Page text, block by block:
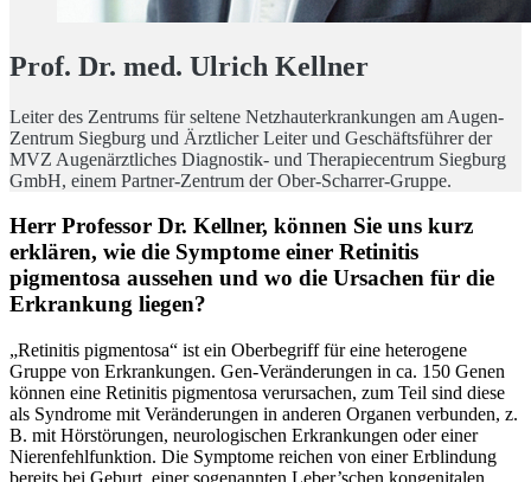
Prof. Dr. med. Ulrich Kellner
Leiter des Zentrums für seltene Netzhauterkrankungen am Augen-
Zentrum Siegburg und Ärztlicher Leiter und Geschäftsführer der
MVZ Augenärztliches Diagnostik- und Therapiecentrum Siegburg
GmbH, einem Partner-Zentrum der Ober-Scharrer-Gruppe.
Herr Professor Dr. Kellner, können Sie uns kurz
erklären, wie die Symptome einer Retinitis
pigmentosa aussehen und wo die Ursachen für die
Erkrankung liegen?
„Retinitis pigmentosa“ ist ein Oberbegriff für eine heterogene
Gruppe von Erkrankungen. Gen-Veränderungen in ca. 150 Genen
können eine Retinitis pigmentosa verursachen, zum Teil sind diese
als Syndrome mit Veränderungen in anderen Organen verbunden, z.
B. mit Hörstörungen, neurologischen Erkrankungen oder einer
Nierenfehlfunktion. Die Symptome reichen von einer Erblindung
bereits bei Geburt, einer sogenannten Leber’schen kongenitalen